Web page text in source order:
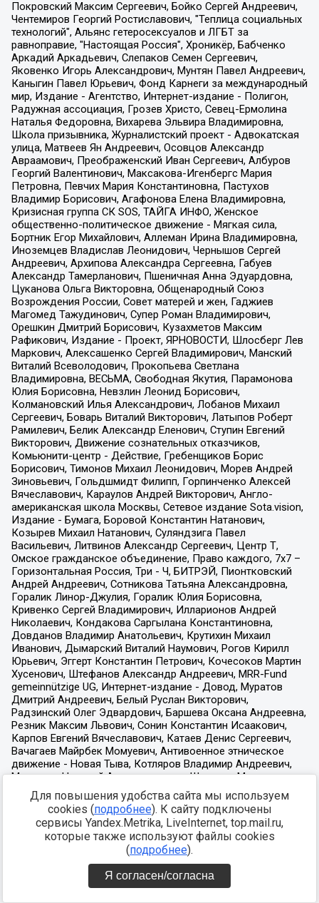
Для повышения удобства сайта мы используем
cookies (подробнее). К сайту подключены
сервисы Yandex.Metrika, LiveInternet, top.mail.ru,
которые также используют файлы cookies
(подробнее).
Я согласен/согласна